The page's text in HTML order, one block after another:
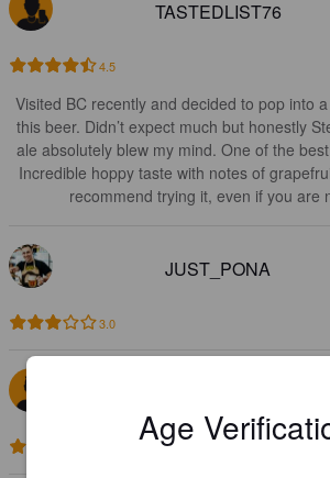
TASTEDLIST76
4.5
Visited BC recently and decided to pop into
this beer. Didn’t expect much but honestly
ale absolutely blew my mind. One of the best
Incredible hoppy taste with notes of
recommend trying it, even if you are
JUST_PONA
3.0
Age